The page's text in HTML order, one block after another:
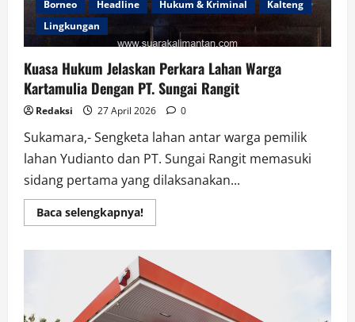
Borneo Headline Hukum & Kriminal
Kalteng
Lingkungan
Kuasa Hukum Jelaskan Perkara Lahan Warga
Kartamulia Dengan PT. Sungai Rangit
Redaksi 27 April 2026 0
Sukamara,- Sengketa lahan antar warga pemilik
lahan Yudianto dan PT. Sungai Rangit memasuki
sidang pertama yang dilaksanakan...
Baca selengkapnya!Read
more
Hukum
Jelaskan
Perkara
Lahan
Warga
Kartamulia